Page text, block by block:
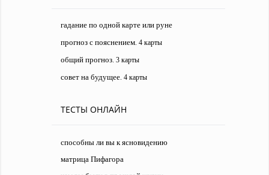
гадание по одной карте или руне
прогноз с пояснением. 4 карты
общий прогноз. 3 карты
совет на будущее. 4 карты
ТЕСТЫ ОНЛАЙН
способны ли вы к ясновидению
матрица Пифагора